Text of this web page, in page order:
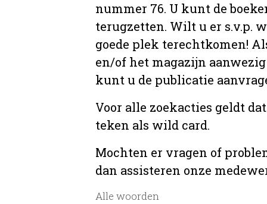
nummer 76. U kunt de
terugzetten. Wilt u er s.v.p.
goede plek terechtkomen!
en/of het magazijn
kunt u de publicatie
Voor alle zoekacties geldt
teken als wild card.
Mochten er vragen of
dan assisteren onze
Alle woorden